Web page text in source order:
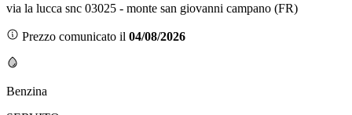
via la lucca snc 03025 - monte san giovanni campano (FR)
Prezzo comunicato il 04/08/2026
Benzina